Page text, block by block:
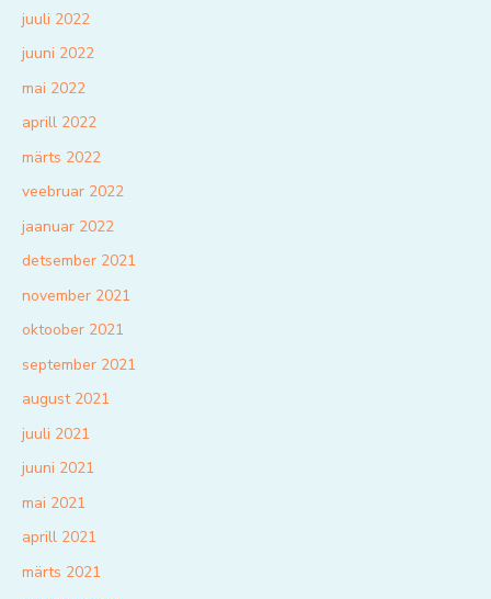
juuli 2022
juuni 2022
mai 2022
aprill 2022
märts 2022
veebruar 2022
jaanuar 2022
detsember 2021
november 2021
oktoober 2021
september 2021
august 2021
juuli 2021
juuni 2021
mai 2021
aprill 2021
märts 2021